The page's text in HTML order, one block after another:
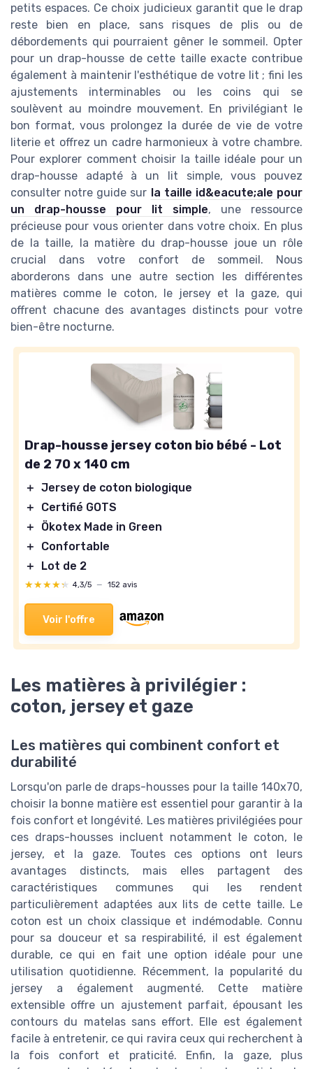
petits espaces. Ce choix judicieux garantit que le drap
reste bien en place, sans risques de plis ou de
débordements qui pourraient gêner le sommeil. Opter
pour un drap-housse de cette taille exacte contribue
également à maintenir l'esthétique de votre lit ; fini les
ajustements interminables ou les coins qui se
soulèvent au moindre mouvement. En privilégiant le
bon format, vous prolongez la durée de vie de votre
literie et offrez un cadre harmonieux à votre chambre.
Pour explorer comment choisir la taille idéale pour un
drap-housse adapté à un lit simple, vous pouvez
consulter notre guide sur la taille id&eacute;ale pour
un drap-housse pour lit simple, une ressource
précieuse pour vous orienter dans votre choix. En plus
de la taille, la matière du drap-housse joue un rôle
crucial dans votre confort de sommeil. Nous
aborderons dans une autre section les différentes
matières comme le coton, le jersey et la gaze, qui
offrent chacune des avantages distincts pour votre
bien-être nocturne.
Drap-housse jersey coton bio bébé - Lot
de 2 70 x 140 cm
＋ Jersey de coton biologique
＋
Certifié GOTS
＋
Ökotex Made in Green
＋
Confortable
＋
Lot de 2
★★★★★
★★★★★ 4,3/5 — 152 avis
Voir l'offre
Les matières à privilégier :
coton, jersey et gaze
Les matières qui combinent confort et
durabilité
Lorsqu'on parle de draps-housses pour la taille 140x70,
choisir la bonne matière est essentiel pour garantir à la
fois confort et longévité. Les matières privilégiées pour
ces draps-housses incluent notamment le coton, le
jersey, et la gaze. Toutes ces options ont leurs
avantages distincts, mais elles partagent des
caractéristiques communes qui les rendent
particulièrement adaptées aux lits de cette taille. Le
coton est un choix classique et indémodable. Connu
pour sa douceur et sa respirabilité, il est également
durable, ce qui en fait une option idéale pour une
utilisation quotidienne. Récemment, la popularité du
jersey a également augmenté. Cette matière
extensible offre un ajustement parfait, épousant les
contours du matelas sans effort. Elle est également
facile à entretenir, ce qui ravira ceux qui recherchent à
la fois confort et praticité. Enfin, la gaze, plus